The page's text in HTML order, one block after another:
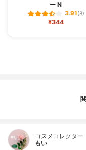
ー N
3.91(8)
¥344
コスメコレクター
もい